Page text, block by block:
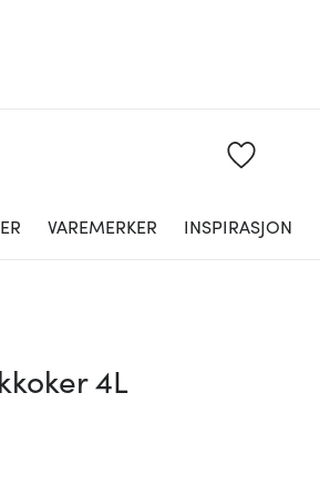
VAREMERKER INSPIRASJON
4L